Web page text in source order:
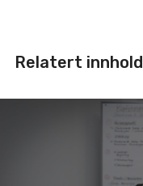
Relatert innhold